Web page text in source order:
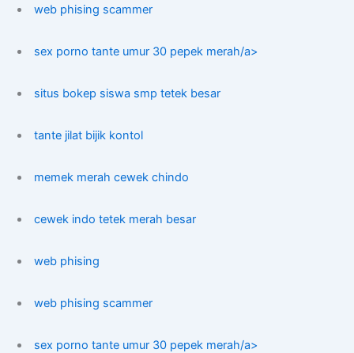
web phising scammer
sex porno tante umur 30 pepek merah/a>
situs bokep siswa smp tetek besar
tante jilat bijik kontol
memek merah cewek chindo
cewek indo tetek merah besar
web phising
web phising scammer
sex porno tante umur 30 pepek merah/a>